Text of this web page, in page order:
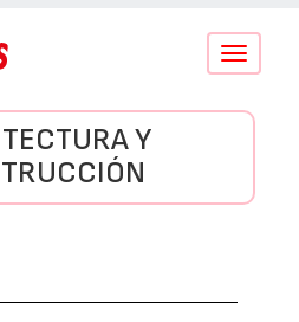
Conmutar
Y